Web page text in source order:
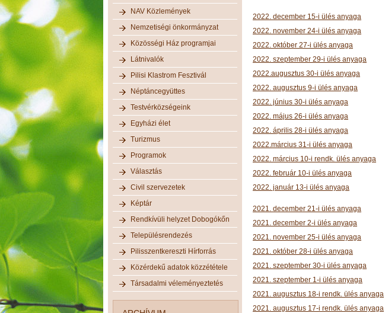
NAV Közlemények
Nemzetiségi önkormányzat
Közösségi Ház programjai
Látnivalók
Pilisi Klastrom Fesztivál
Néptáncegyüttes
Testvérközségeink
Egyházi élet
Turizmus
Programok
Választás
Civil szervezetek
Képtár
Rendkívüli helyzet Dobogókőn
Településrendezés
Pilisszentkereszti Hírforrás
Közérdekű adatok közzététele
Társadalmi véleményeztetés
2022. december 15-i ülés anyaga
2022. november 24-i ülés anyaga
2022. október 27-i ülés anyaga
2022. szeptember 29-i ülés anyaga
2022.augusztus 30-i ülés anyaga
2022. augusztus 9-i ülés anyaga
2022. június 30-i ülés anyaga
2022. május 26-i ülés anyaga
2022. április 28-i ülés anyaga
2022.március 31-i ülés anyaga
2022. március 10-i rendk. ülés anyaga
2022. február 10-i ülés anyaga
2022. január 13-i ülés anyaga
2021. december 21-i ülés anyaga
2021. december 2-i ülés anyaga
2021. november 25-i ülés anyaga
2021. október 28-i ülés anyaga
2021. szeptember 30-i ülés anyaga
2021. szeptember 1-i ülés anyaga
2021. augusztus 18-i rendk. ülés anyaga
2021. augusztus 17-i rendk. ülés anyaga